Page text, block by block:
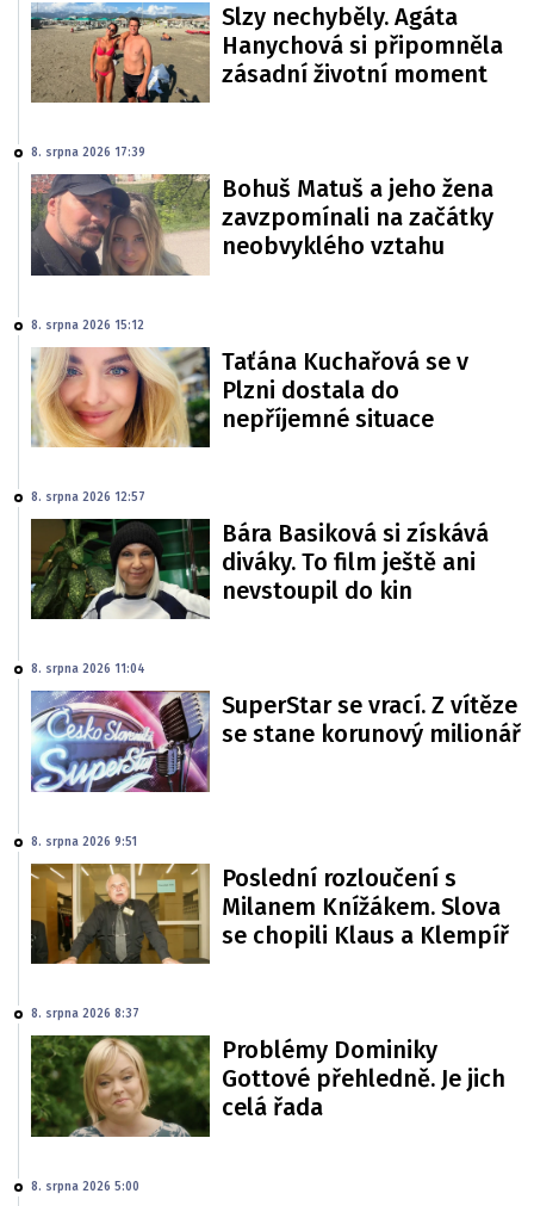
Slzy nechyběly. Agáta
Hanychová si připomněla
zásadní životní moment
8. srpna 2026 17:39
Bohuš Matuš a jeho žena
zavzpomínali na začátky
neobvyklého vztahu
8. srpna 2026 15:12
Taťána Kuchařová se v
Plzni dostala do
nepříjemné situace
8. srpna 2026 12:57
Bára Basiková si získává
diváky. To film ještě ani
nevstoupil do kin
8. srpna 2026 11:04
SuperStar se vrací. Z vítěze
se stane korunový milionář
8. srpna 2026 9:51
Poslední rozloučení s
Milanem Knížákem. Slova
se chopili Klaus a Klempíř
8. srpna 2026 8:37
Problémy Dominiky
Gottové přehledně. Je jich
celá řada
8. srpna 2026 5:00